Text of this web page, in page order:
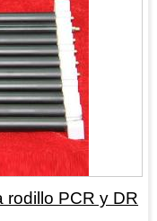
rodillo PCR y DR